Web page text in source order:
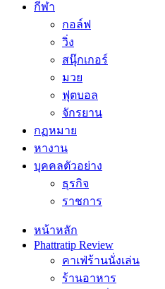
กีฬา
กอล์ฟ
วิ่ง
สนุ๊กเกอร์
มวย
ฟุตบอล
จักรยาน
กฏหมาย
หางาน
บุคคลตัวอย่าง
ธุรกิจ
ราชการ
หน้าหลัก
Phattratip Review
คาเฟ่ร้านนั่งเล่น
ร้านอาหาร